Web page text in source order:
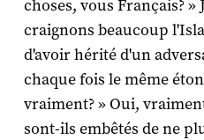
choses, vous Français?
craignons beaucoup
d'avoir hérité d'un
chaque fois le même
vraiment? » Oui,
sont-ils embêtés de ne